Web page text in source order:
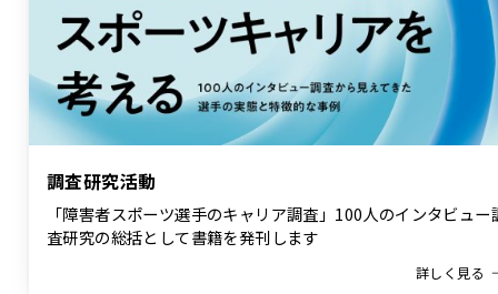
調査研究活動
「障害者スポーツ選手のキャリア調査」100人のインタビュー
査研究の総括として書籍を発刊します
詳しく見る